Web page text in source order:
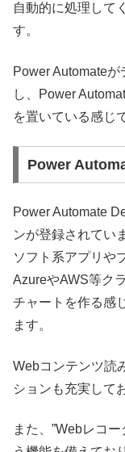
自動的に処理して
す。
Power Automate
し、Power
を置いている感じ
Power
Power Automate
ンが登録されてい
ソフト系アプリや
AzureやAWS等ク
チャートを作る感
ます。
Webコンテンツ読
ションも充実して
また、”Webレコ